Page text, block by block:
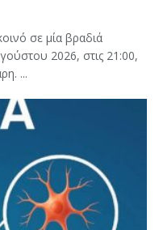
σε μία βραδιά
2026, στις 21:00,
...